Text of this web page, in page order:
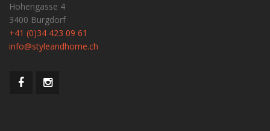
Hohengasse 4
3400 Burgdorf
+41 (0)34 423 09 61
info@styleandhome.ch